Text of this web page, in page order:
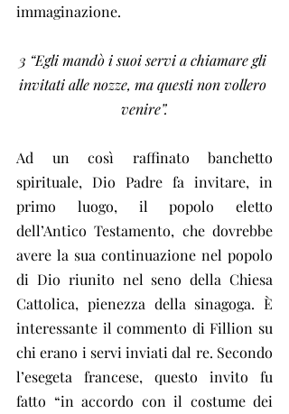
immaginazione.
3 “Egli mandò i suoi servi a chiamare gli
invitati alle nozze, ma questi non vollero
venire”.
Ad un così raffinato banchetto
spirituale, Dio Padre fa invitare, in
primo luogo, il popolo eletto
dell’Antico Testamento, che dovrebbe
avere la sua continuazione nel popolo
di Dio riunito nel seno della Chiesa
Cattolica, pienezza della sinagoga. È
interessante il commento di Fillion su
chi erano i servi inviati dal re. Secondo
l’esegeta francese, questo invito fu
fatto “in accordo con il costume dei